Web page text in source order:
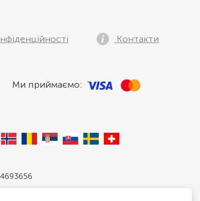
Контакти
Ми приймаємо: